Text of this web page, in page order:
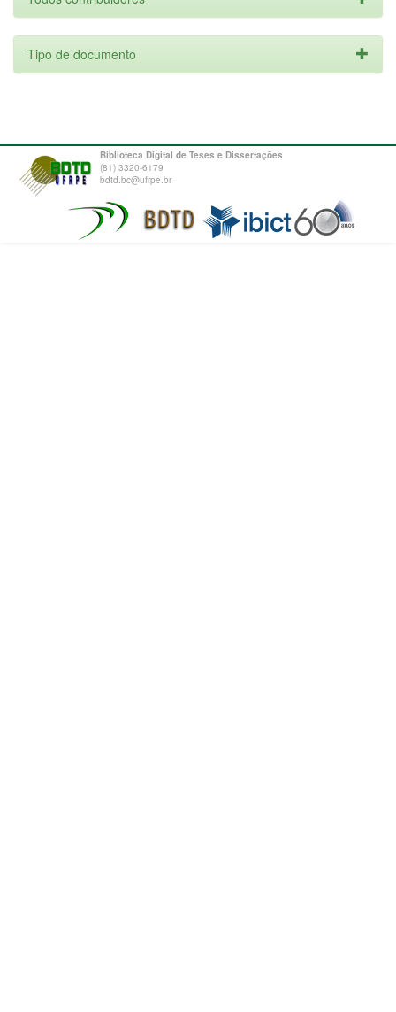
Tipo de documento
Biblioteca Digital de Teses e Dissertações
(81) 3320-6179
bdtd.bc@ufrpe.br